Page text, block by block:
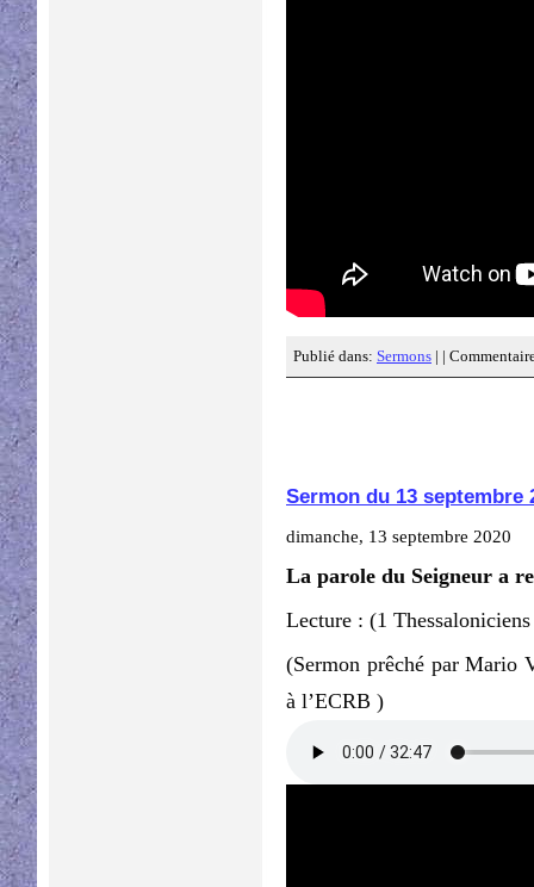
Publié dans: Sermons | |
Sermon du 13 septembre
dimanche, 13 septembre 2020
La parole du Seigneur a
Lecture : (1
(Sermon prêché par Mario
à l’ECRB )